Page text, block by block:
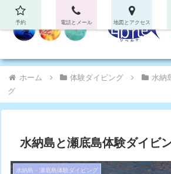
ホーム 体験ダイビング
水納
グ
水納島と瀬底島体験ダイビ
水納島・瀬底島体験ダイビング
予約 電話とメール 地図とアクセス